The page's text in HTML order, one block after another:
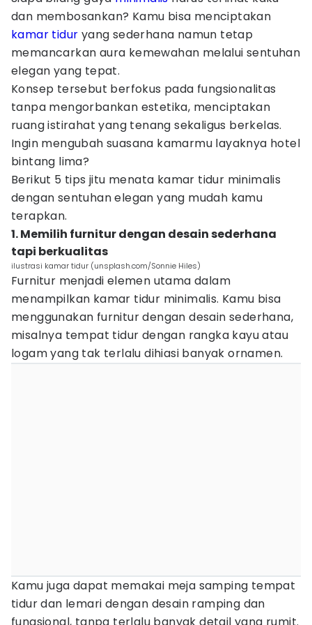
dan membosankan? Kamu bisa menciptakan
kamar tidur yang sederhana namun tetap
memancarkan aura kemewahan melalui sentuhan
elegan yang tepat.
Konsep tersebut berfokus pada fungsionalitas
tanpa mengorbankan estetika, menciptakan
ruang istirahat yang tenang sekaligus berkelas.
Ingin mengubah suasana kamarmu layaknya hotel
bintang lima?
Berikut 5 tips jitu menata kamar tidur minimalis
dengan sentuhan elegan yang mudah kamu
terapkan.
1. Memilih furnitur dengan desain sederhana
tapi berkualitas
ilustrasi kamar tidur (unsplash.com/Sonnie Hiles)
Furnitur menjadi elemen utama dalam
menampilkan kamar tidur minimalis. Kamu bisa
menggunakan furnitur dengan desain sederhana,
misalnya tempat tidur dengan rangka kayu atau
logam yang tak terlalu dihiasi banyak ornamen.
Kamu juga dapat memakai meja samping tempat
tidur dan lemari dengan desain ramping dan